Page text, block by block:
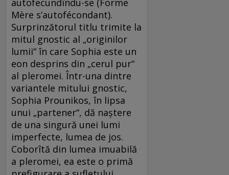
autofecundîndu-se (Forme
Mère s’autofécondant).
Surprinzătorul titlu trimite la
mitul gnostic al „originilor
lumii“ în care Sophia este un
eon desprins din „cerul pur“
al pleromei. Într-una dintre
variantele mitului gnostic,
Sophia Prounikos, în lipsa
unui „partener“, dă naștere
de una singură unei lumi
imperfecte, lumea de jos.
Coborîtă din lumea imuabilă
a pleromei, ea este o primă